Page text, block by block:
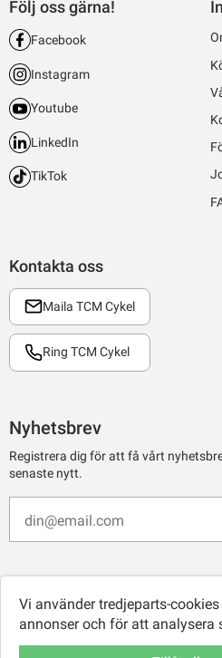
Kontakta oss
Maila TCM Cykel
Ring TCM Cykel
Följ oss gärna!
Facebook
Instagram
Youtube
LinkedIn
TikTok
Nyhetsbrev
Registrera dig för att få vårt
senaste nytt.
Vi använder tredjeparts-
annonser och för att analysera